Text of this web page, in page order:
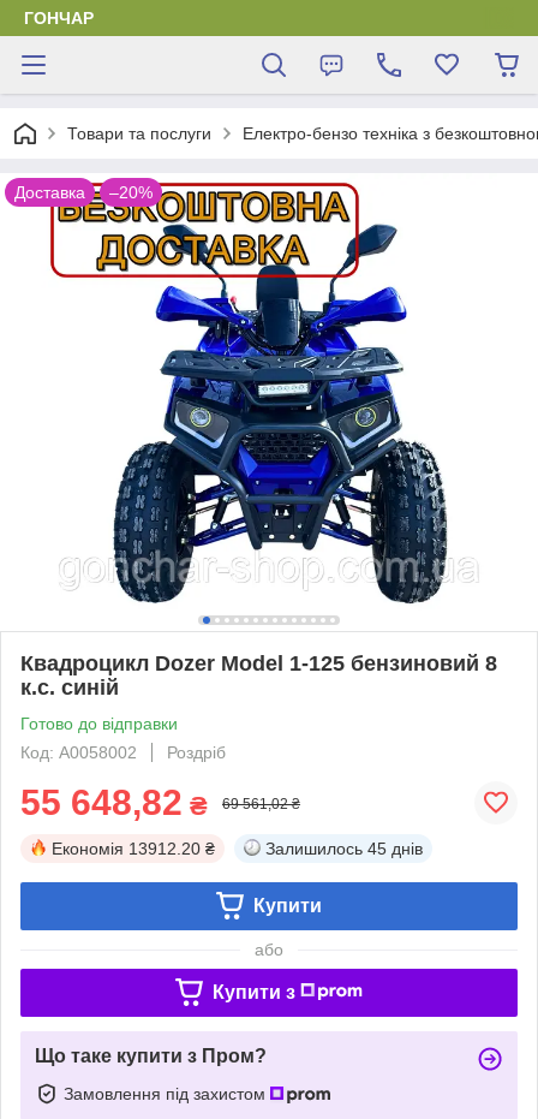
ГОНЧАР
Товари та послуги Електро-бензо техніка з
Доставка –20%
Квадроцикл Dozer Model 1-125 бензиновий 8
к.с. синій
Готово до відправки
Код: А0058002
Роздріб
55 648,82 ₴ 69 561,02 ₴
Економія 13912.20 ₴ Залишилось 45 днів
Купити
або
Купити з
Що таке купити з Пром?
Замовлення під захистом